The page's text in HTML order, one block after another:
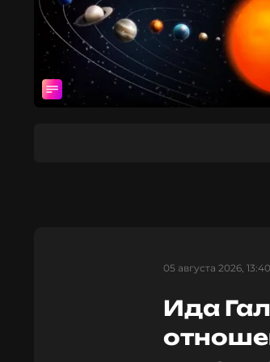
05 августа 2026, 13:40
Ида